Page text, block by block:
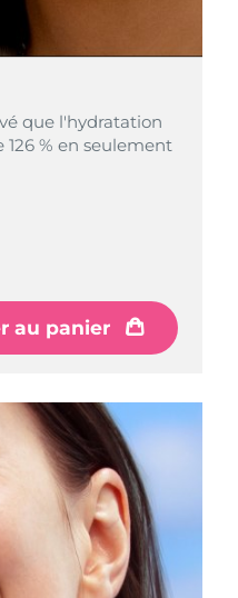
que l'hydratation
% en seulement
au panier
Livraison estimée
estimée14.08.2026
estimée13.08.2026
estimée12.08.2026
estimée16.08.2026
Livraison estimée11.08.2026
Livraison estimée19.08.2026
Livraison estimée12.08.2026